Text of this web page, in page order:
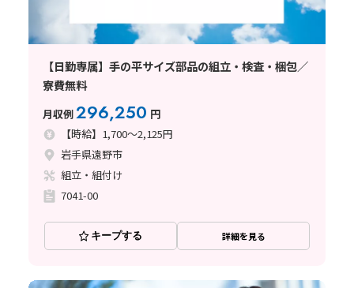
【日勤専属】手の平サイズ部品の組立・検査・梱包／
寮費無料
月収例296,250 円
【時給】1,700～2,125円
岩手県遠野市
組立・組付け
7041-00
キープする 詳細を見る